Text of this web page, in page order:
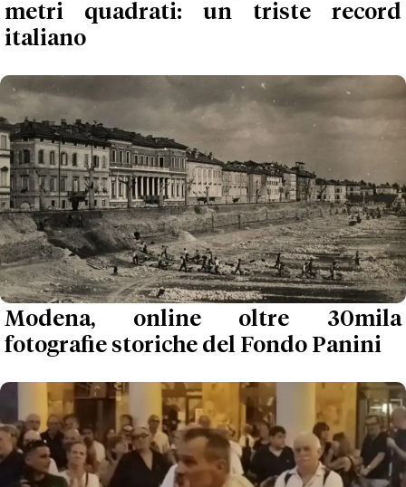
metri quadrati: un triste record
italiano
Modena, online oltre 30mila
fotografie storiche del Fondo Panini